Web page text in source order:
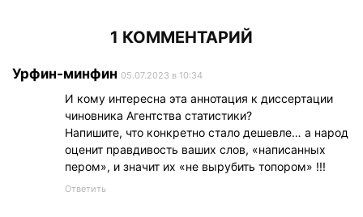
1 КОММЕНТАРИЙ
Урфин-минфин 05.07.2023 в 10:34
И кому интересна эта аннотация к диссертации
чиновника Агентства статистики?
Напишите, что конкретно стало дешевле… а народ
оценит правдивость ваших слов, «написанных
пером», и значит их «не вырубить топором» !!!
Ответить